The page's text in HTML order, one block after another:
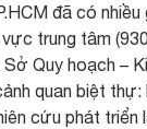
đã có
trung tâm
Quy hoạch –
quan biệt
cứu phát